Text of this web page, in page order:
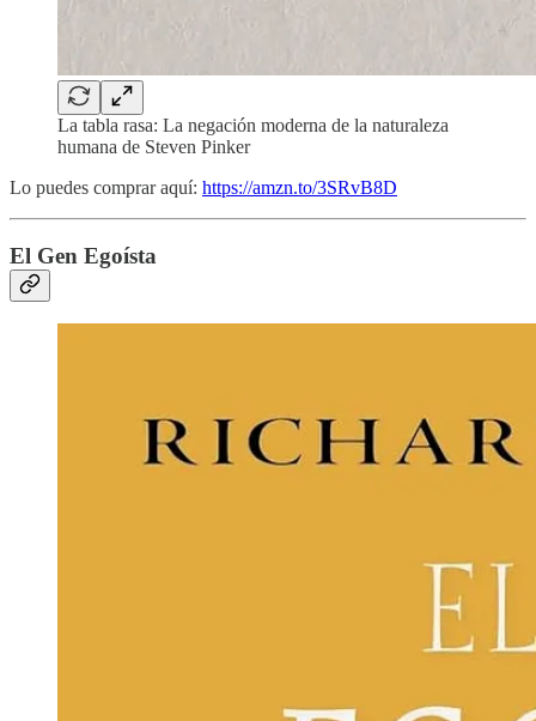
La tabla rasa: La negación moderna de la naturaleza
humana de Steven Pinker
Lo puedes comprar aquí: https://amzn.to/3SRvB8D
El Gen Egoísta